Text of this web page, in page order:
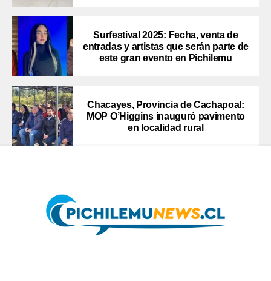
Surfestival 2025: Fecha, venta de
entradas y artistas que serán parte de
este gran evento en Pichilemu
Chacayes, Provincia de Cachapoal:
MOP O’Higgins inauguró pavimento
en localidad rural